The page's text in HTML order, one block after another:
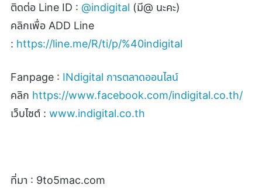
ติดต่อ Line ID : @indigital (มี@ นะคะ)
คลิกเพื่อ ADD Line
: https://line.me/R/ti/p/%40indigital
Fanpage : INdigital การตลาดออนไลน์
คลิก https://www.facebook.com/indigital.co.th/
เว็บไซต์ : www.indigital.co.th
ที่มา : 9to5mac.com